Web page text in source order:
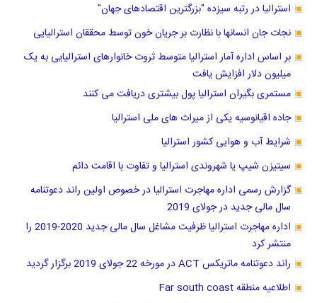
استرالیا در رتبه سیزده "بزرگترین اقتصادهای جهان"
نجات جان انسانها با نظارت بر جریان خون توسط محققان استرالیایی
بر اساس اداره آمار استرالیا متوسط ثروت خانوارهای استرالیایی به یک
میلیون دلار افزایش یافت
مستمری بگیران استرالیا پول بیشتری دریافت می کنند
جاده اقیانوسیه یکی از میراث های ملی استرالیا
شرایط آب و هوایی کشور استرالیا
سیتیزن شیپ یا شهروندی استرالیا و تفاوت با اقامت دائم
گزارش رسمی اداره مهاجرت استرالیا در خصوص اولین راند دعوتنامه
سال مالی جدید در جولای 2019
اداره مهاجرت استرالیا ظرفیت مشاغل سال مالی جدید 2020-2019 را
منتشر کرد
راند دعوتنامه ماتریکس ACT در مورخه 22 جولای 2019 برگزار گردید
اطلاعیه منطقه Far south coast